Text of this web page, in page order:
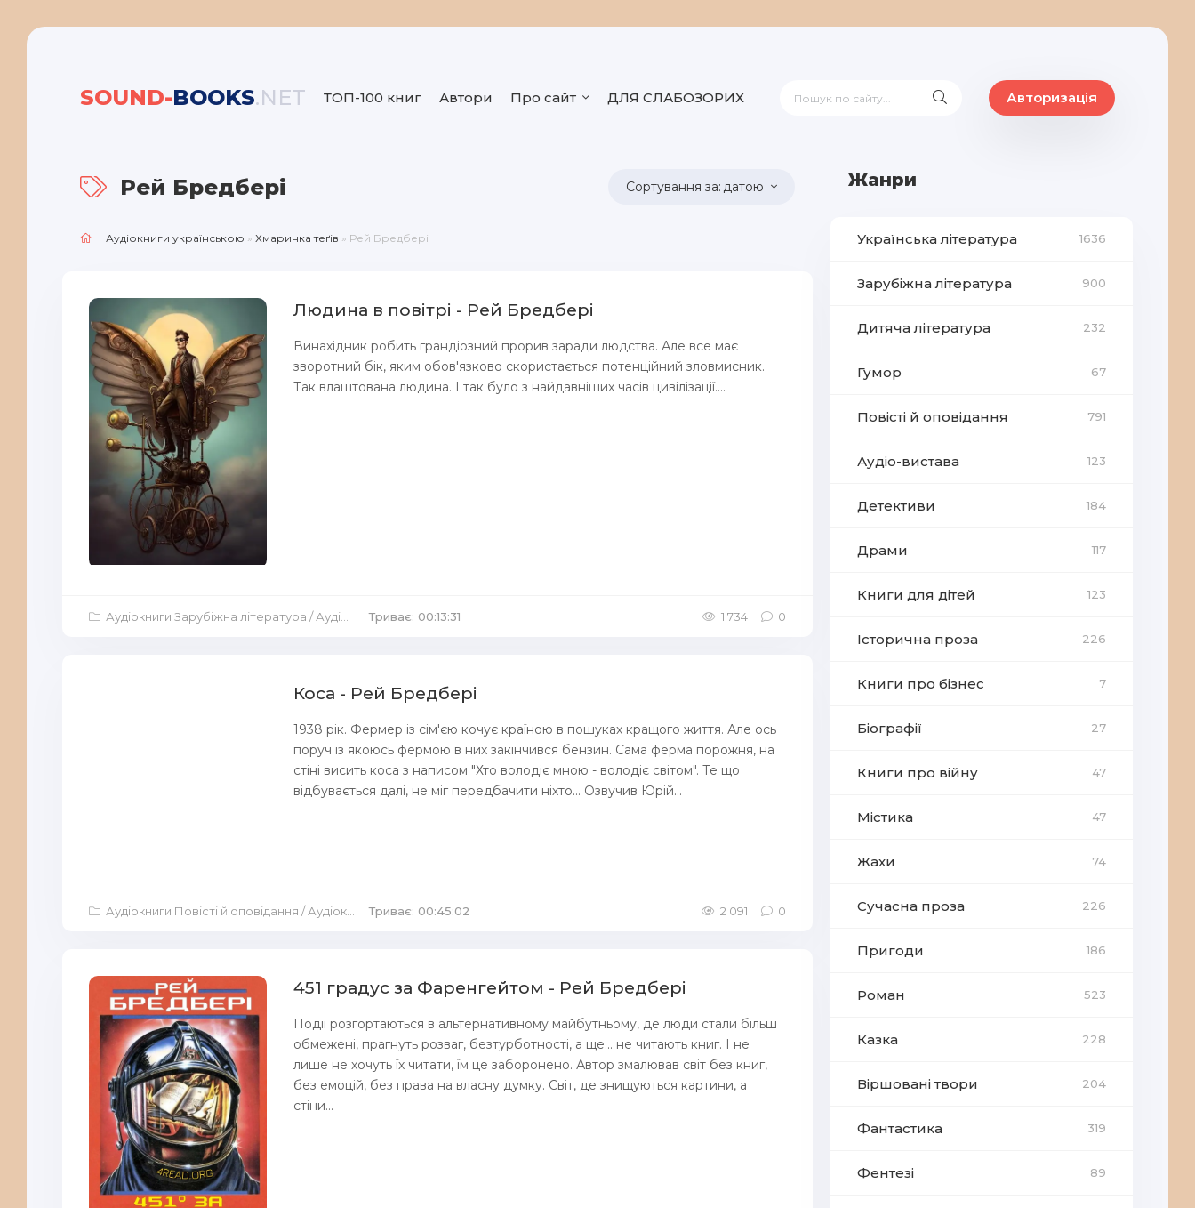
SOUND-BOOKS.NET ТОП-100 книг Автори Про сайт ДЛЯ СЛАБОЗОРИХ Авторизація
Рей Бредбері датою
Аудіокниги українською » Хмаринка теґів » Рей Бредбері
Людина в повітрі - Рей Бредбері
Винахідник робить грандіозний прорив заради людства. Але все має
зворотний бік, яким обов'язково скористається потенційний зловмисник.
Так влаштована людина. І так було з найдавніших часів цивілізації....
Аудіокниги Зарубіжна література /Аудіокниги Повісті й оповідання Триває: 00:13:31 1 734 0
Коса - Рей Бредбері
1938 рік. Фермер із сім'єю кочує країною в пошуках кращого життя. Але ось
поруч із якоюсь фермою в них закінчився бензин. Сама ферма порожня, на
стіні висить коса з написом "Хто володіє мною - володіє світом". Те що
відбувається далі, не міг передбачити ніхто... Озвучив Юрій...
Аудіокниги Повісті й оповідання /Аудіокниги Жахи / Аудіокниги Містика
Триває: 00:45:02 2 091 0
451 градус за Фаренгейтом - Рей Бредбері
Події розгортаються в альтернативному майбутньому, де люди стали більш
обмежені, прагнуть розваг, безтурботності, а ще... не читають книг. І не
лише не хочуть їх читати, їм це заборонено. Автор змалював світ без книг,
без емоцій, без права на власну думку. Світ, де знищуються картини, а
стіни...
Жанри
Українська література 1636
Зарубіжна література 900
Дитяча література 232
Гумор 67
Повісті й оповідання 791
Аудіо-вистава 123
Детективи 184
Драми 117
Книги для дітей 123
Історична проза 226
Книги про бізнес 7
Біографії 27
Книги про війну 47
Містика 47
Жахи 74
Сучасна проза 226
Пригоди 186
Роман 523
Казка 228
Віршовані твори 204
Фантастика 319
Фентезі 89